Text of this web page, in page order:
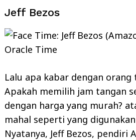
Jeff Bezos
Lalu apa kabar dengan orang
Apakah memilih jam tangan
dengan harga yang murah?
mahal seperti yang
Nyatanya, Jeff Bezos, pendiri